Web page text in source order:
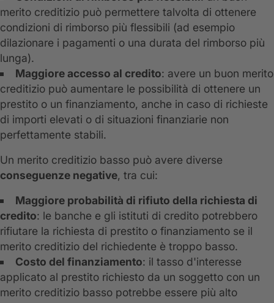
merito creditizio può permettere talvolta di ottenere
condizioni di rimborso più flessibili (ad esempio
dilazionare i pagamenti o una durata del rimborso più
lunga).
Maggiore accesso al credito: avere un buon merito
creditizio può aumentare le possibilità di ottenere un
prestito o un finanziamento, anche in caso di richieste
di importi elevati o di situazioni finanziarie non
perfettamente stabili.
Un merito creditizio basso può avere diverse
conseguenze negative, tra cui:
Maggiore probabilità di rifiuto della richiesta di
credito: le banche e gli istituti di credito potrebbero
rifiutare la richiesta di prestito o finanziamento se il
merito creditizio del richiedente è troppo basso.
Costo del finanziamento: il tasso d'interesse
applicato al prestito richiesto da un soggetto con un
merito creditizio basso potrebbe essere più alto